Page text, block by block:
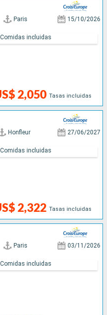
Paris 15/10/2026
2,050 Tasas incluidas
Comidas incluidas
Honfleur 27/06/2027
2,322 Tasas incluidas
Comidas incluidas
Paris 03/11/2026
Comidas incluidas